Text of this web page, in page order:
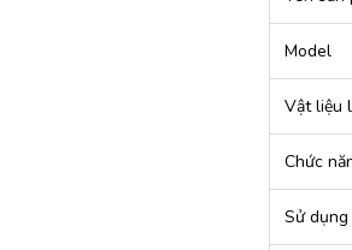
Model
Vật liệu
Chức
Sử dụng